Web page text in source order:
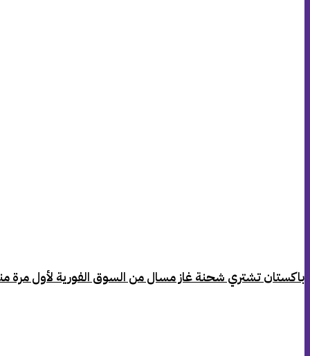
‏باكستان تشتري شحنة غاز مسال من السوق الفورية لأول مرة